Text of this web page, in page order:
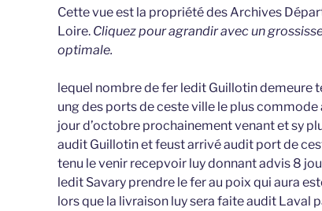
Cette vue est la propriété des Archives
Loire. Cliquez pour agrandir avec un
optimale.
lequel nombre de fer ledit Guillotin demeure
ung des ports de ceste ville le plus commode
jour d’octobre prochainement venant et sy
audit Guillotin et feust arrivé audit port de
tenu le venir recepvoir luy donnant advis 8
ledit Savary prendre le fer au poix qui aura
lors que la livraison luy sera faite audit Laval